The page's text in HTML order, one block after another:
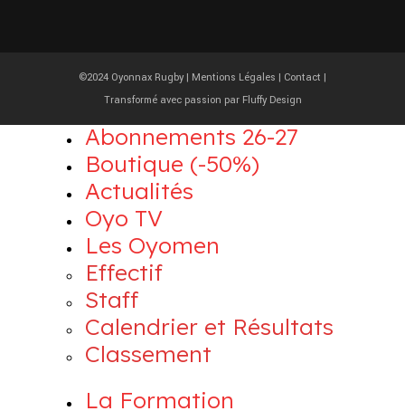
©2024 Oyonnax Rugby | Mentions Légales | Contact |
Transformé avec passion par Fluffy Design
Abonnements 26-27
Boutique (-50%)
Actualités
Oyo TV
Les Oyomen
Effectif
Staff
Calendrier et Résultats
Classement
La Formation